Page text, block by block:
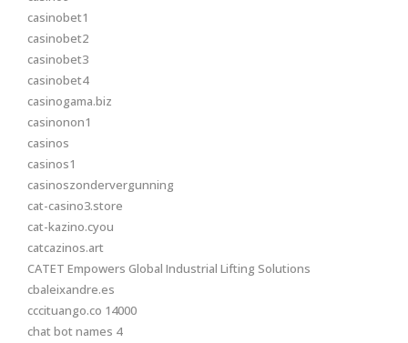
casinobet1
casinobet2
casinobet3
casinobet4
casinogama.biz
casinonon1
casinos
casinos1
casinoszondervergunning
cat-casino3.store
cat-kazino.cyou
catcazinos.art
CATET Empowers Global Industrial Lifting Solutions
cbaleixandre.es
cccituango.co 14000
chat bot names 4